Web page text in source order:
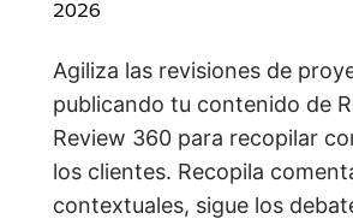
2026
Agiliza las revisiones de
publicando tu contenido de
Review 360 para recopilar
los clientes. Recopila
contextuales, sigue los